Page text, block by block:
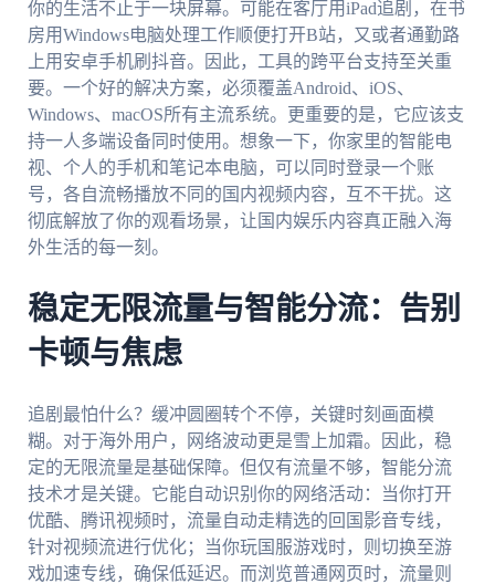
你的生活不止于一块屏幕。可能在客厅用iPad追剧，在书
房用Windows电脑处理工作顺便打开B站，又或者通勤路
上用安卓手机刷抖音。因此，工具的跨平台支持至关重
要。一个好的解决方案，必须覆盖Android、iOS、
Windows、macOS所有主流系统。更重要的是，它应该支
持一人多端设备同时使用。想象一下，你家里的智能电
视、个人的手机和笔记本电脑，可以同时登录一个账
号，各自流畅播放不同的国内视频内容，互不干扰。这
彻底解放了你的观看场景，让国内娱乐内容真正融入海
外生活的每一刻。
稳定无限流量与智能分流：告别
卡顿与焦虑
追剧最怕什么？缓冲圆圈转个不停，关键时刻画面模
糊。对于海外用户，网络波动更是雪上加霜。因此，稳
定的无限流量是基础保障。但仅有流量不够，智能分流
技术才是关键。它能自动识别你的网络活动：当你打开
优酷、腾讯视频时，流量自动走精选的回国影音专线，
针对视频流进行优化；当你玩国服游戏时，则切换至游
戏加速专线，确保低延迟。而浏览普通网页时，流量则